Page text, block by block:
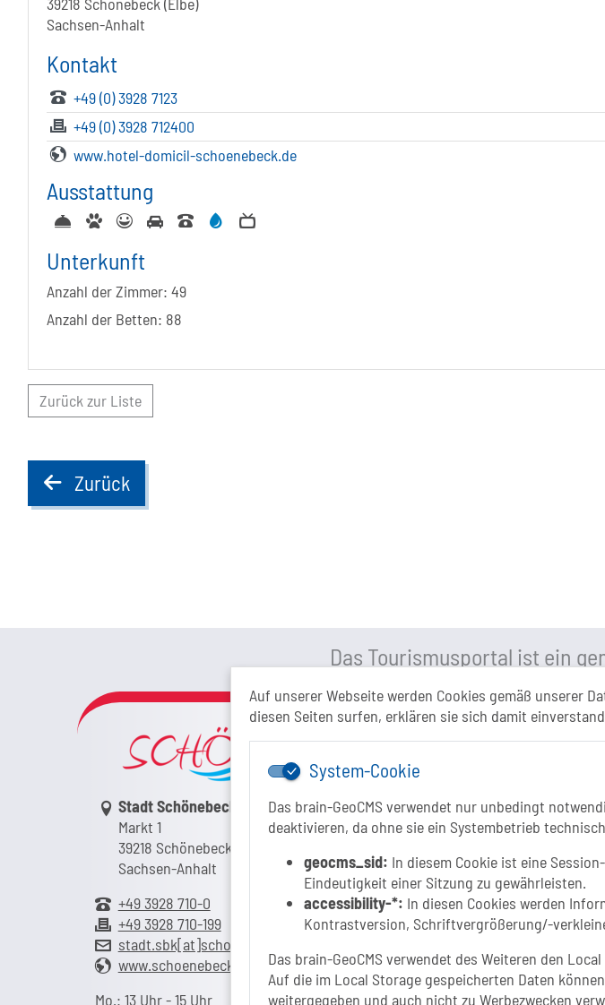
Auf unserer Webseite werden Cookies gemäß unserer
diesen Seiten surfen, erklären sie sich damit
System-Cookie
Das brain-GeoCMS verwendet nur unbedingt
deaktivieren, da ohne sie ein Systembetrieb
geocms_sid: In diesem Cookie ist eine
Eindeutigkeit einer Sitzung zu gewährleisten.
accessibility-*: In diesen Cookies werden
Kontrastversion, Schriftvergrößerung/-
Das brain-GeoCMS verwendet des Weiteren den
Auf die im Local Storage gespeicherten Daten
weitergegeben und auch nicht zu Werbezwecken
Sachsen-Anhalt
Kontakt
+49 (0) 3928 7123
+49 (0) 3928 712400
www.hotel-domicil-schoenebeck.de
Ausstattung
Unterkunft
Anzahl der Zimmer: 49
Anzahl der Betten: 88
Zurück zur Liste
backZurück
Das Tourismusportal ist ein
Link zur Google-Maps Navigation
Stadt Schönebeck (Elbe)
Markt 1
39218 Schönebeck (Elbe)
Sachsen-Anhalt
+49 3928 710-0
+49 3928 710-199
stadt.sbk[at]schoenebeck-elbe.de
www.schoenebeck.de
Mo.: 13 Uhr - 15 Uhr
Folgt